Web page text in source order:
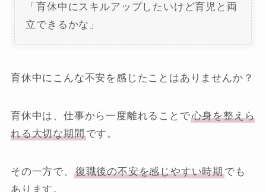
「育休中にスキルアップしたいけど育児と両
立できるかな」
育休中にこんな不安を感じたことはありませんか？
育休中は、仕事から一度離れることで心身を整えら
れる大切な期間です。
その一方で、 復職後の不安を感じやすい時期でも
あります。